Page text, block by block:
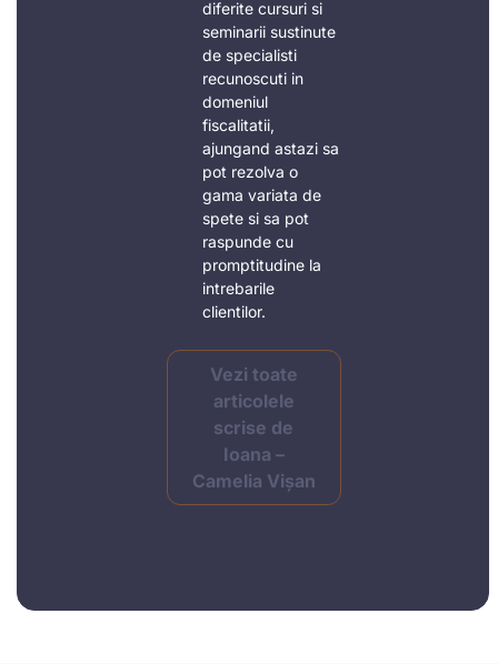
diferite cursuri si
seminarii sustinute
de specialisti
recunoscuti in
domeniul
fiscalitatii,
ajungand astazi sa
pot rezolva o
gama variata de
spete si sa pot
raspunde cu
promptitudine la
intrebarile
clientilor.
Vezi toate
articolele
scrise de
Ioana –
Camelia Vișan